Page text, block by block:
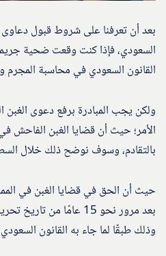
بعد أن تعرفنا على شروط قبول دعاوى
السعودي، فإذا كنت وقعت ضحية
القانون السعودي في محاسبة
ولكن يجب المبادرة برفع دعوى
الأمر؛ حيث أن قضايا الغبن الفاحش
بالتقادم، وسوف نوضح ذلك خلال
حيث أن الحق في قضايا الغبن في
بعد مرور نحو 15 عامًا من
وذلك طبقًا لما جاء به القانون